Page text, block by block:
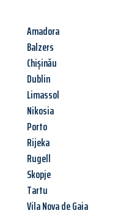
Amadora
Balzers
Chișinău
Dublin
Limassol
Nikosia
Porto
Rijeka
Rugell
Skopje
Tartu
Vila Nova de Gaia